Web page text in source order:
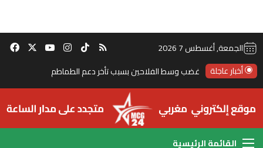
الجمعة, أغسطس 7 2026 ‫YouTubeانستقرام‫TikTok
ملخص الموقع RSS
أخبار عاجلة غضب وسط الفلاحين بسبب تأخر دعم الطماطم
القائمة